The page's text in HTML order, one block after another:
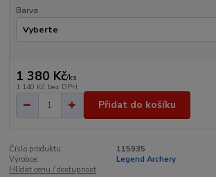
Barva
1 380 Kč/ks
1 140 Kč bez DPH
Přidat do košíku
Číslo produktu:
115935
Výrobce:
Legend Archery
Hlídat cenu / dostupnost